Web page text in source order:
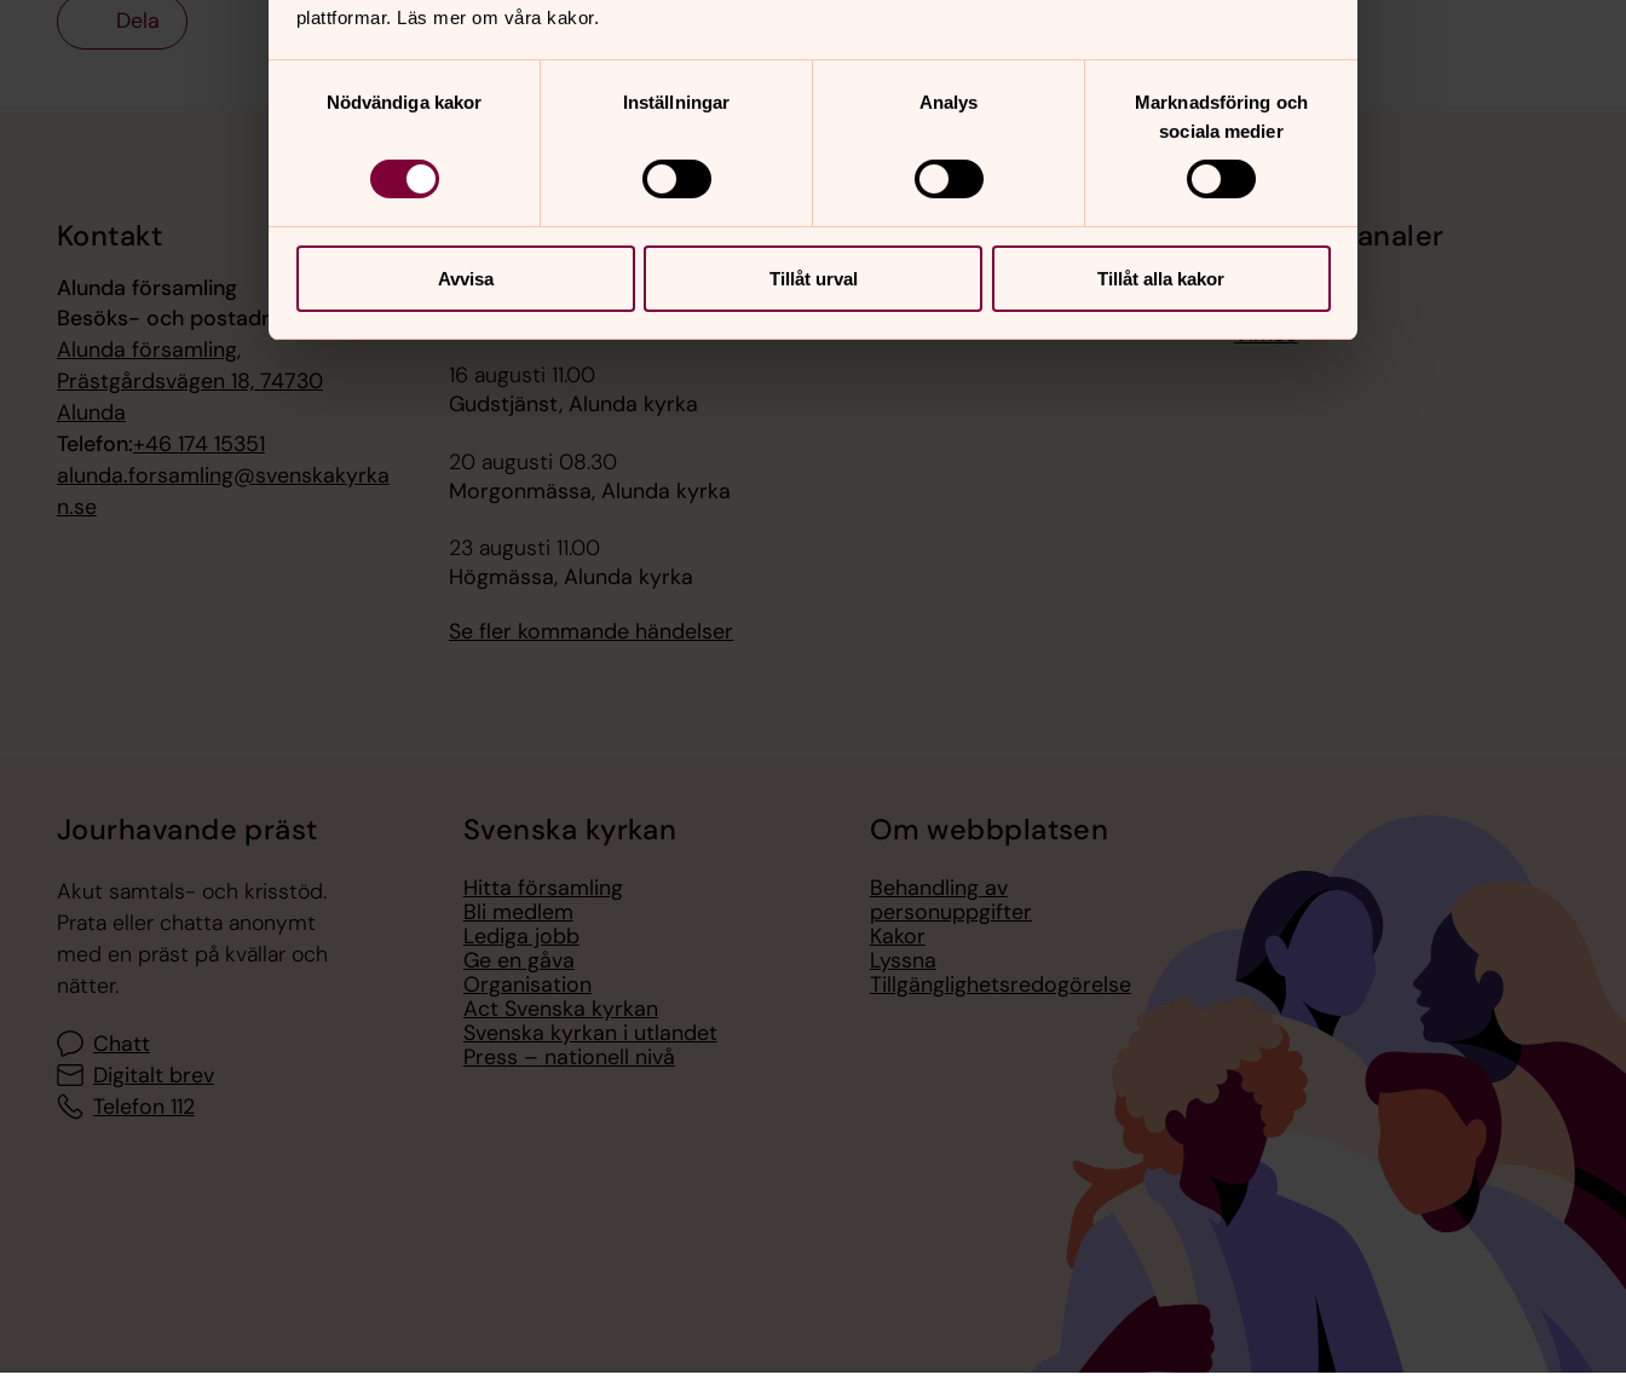
plattformar. Läs mer om våra kakor.
Nödvändiga kakor
Inställningar Analys
Marknadsföring och
sociala medier
Avvisa Tillåt urval Tillåt alla kakor
Dela
Kontakt
Alunda församling
Besöks- och postadress:
Alunda församling,
Prästgårdsvägen 18, 74730
Alunda
Telefon:+46 174 15351
alunda.forsamling@svenskakyrka
n.se
Kalender
9 augusti 11.00
Högmässa, Alunda kyrka
16 augusti 11.00
Gudstjänst, Alunda kyrka
20 augusti 08.30
Morgonmässa, Alunda kyrka
23 augusti 11.00
Högmässa, Alunda kyrka
Se fler kommande händelser
Hitta snabbt
Sidkarta
Sociala kanaler
Instagram
Vimeo
Jourhavande präst
Akut samtals- och krisstöd.
Prata eller chatta anonymt
med en präst på kvällar och
nätter.
Chatt
Digitalt brev
Telefon 112
Svenska kyrkan
Hitta församling
Bli medlem
Lediga jobb
Ge en gåva
Organisation
Act Svenska kyrkan
Svenska kyrkan i utlandet
Press – nationell nivå
Om webbplatsen
Behandling av
personuppgifter
Kakor
Lyssna
Tillgänglighetsredogörelse